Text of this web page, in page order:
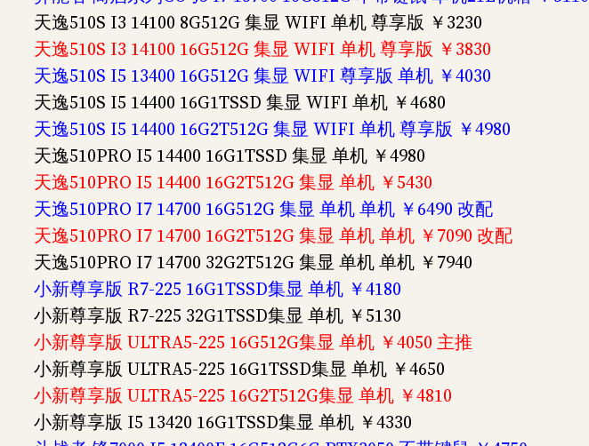
天逸510S I3 14100 8G512G 集显 WIFI 单机 尊享版 ￥3230
天逸510S I3 14100 16G512G 集显 WIFI 单机 尊享版 ￥3830
天逸510S I5 13400 16G512G 集显 WIFI 尊享版 单机 ￥4030
天逸510S I5 14400 16G1TSSD 集显 WIFI 单机 ￥4680
天逸510S I5 14400 16G2T512G 集显 WIFI 单机 尊享版 ￥4980
天逸510PRO I5 14400 16G1TSSD 集显 单机 ￥4980
天逸510PRO I5 14400 16G2T512G 集显 单机 ￥5430
天逸510PRO I7 14700 16G512G 集显 单机 单机 ￥6490 改配
天逸510PRO I7 14700 16G2T512G 集显 单机 单机 ￥7090 改配
天逸510PRO I7 14700 32G2T512G 集显 单机 单机 ￥7940
小新尊享版 R7-225 16G1TSSD集显 单机 ￥4180
小新尊享版 R7-225 32G1TSSD集显 单机 ￥5130
小新尊享版 ULTRA5-225 16G512G集显 单机 ￥4050 主推
小新尊享版 ULTRA5-225 16G1TSSD集显 单机 ￥4650
小新尊享版 ULTRA5-225 16G2T512G集显 单机 ￥4810
小新尊享版 I5 13420 16G1TSSD集显 单机 ￥4330